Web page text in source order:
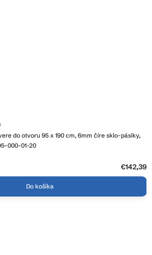
do otvoru 95 x 190 cm, 6mm číre sklo-pásiky,
000-01-20
€142,39
Do košíka